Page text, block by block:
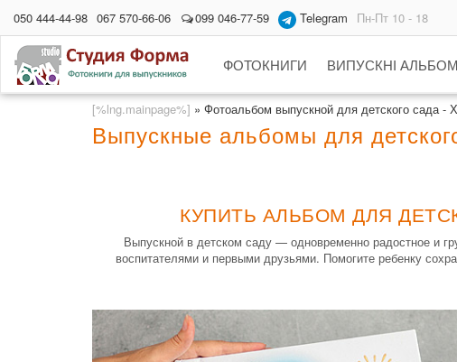
050 444-44-98 067 570-66-06 099 046-77-59 Telegram Пн-Пт 10 - 18
ФОТОКНИГИ ВИПУСКНІ
[%lng.mainpage%] » Фотоальбом выпускной для детского сада -
Выпускные альбомы для
КУПИТЬ АЛЬБОМ ДЛЯ
Выпускной в детском саду — одновременно радостное и
воспитателями и первыми друзьями. Помогите ребенку